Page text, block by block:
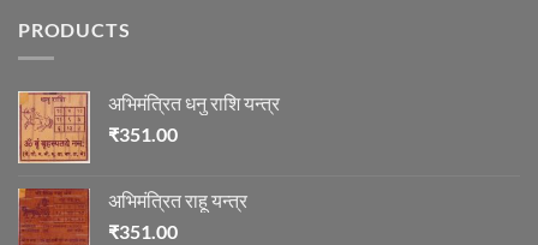
में
PRODUCTS
अभिमंत्रित धनु राशि यन्त्र
₹351.00
अभिमंत्रित राहू यन्त्र
₹351.00